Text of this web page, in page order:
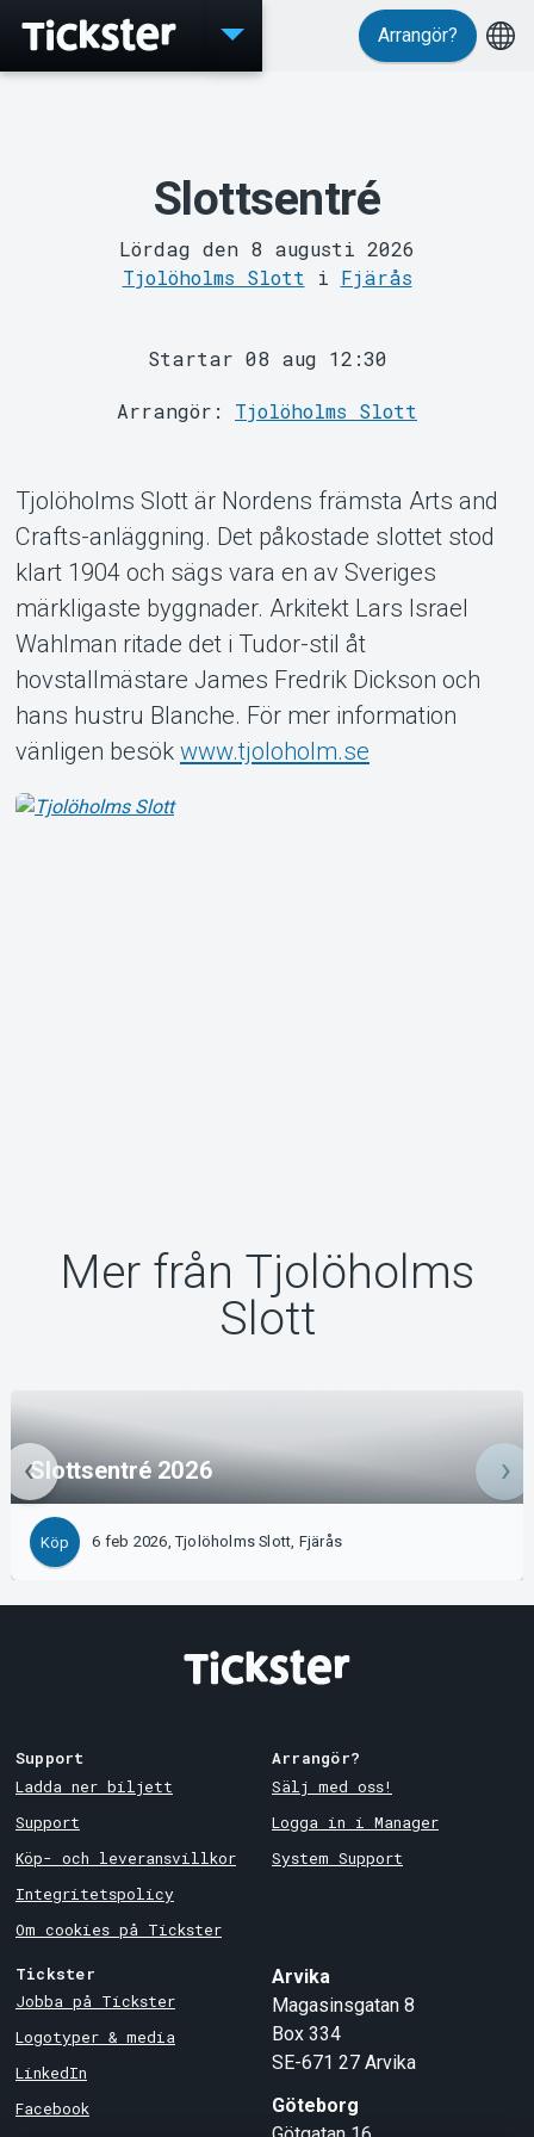
Support
Om Tickster
Arrangör?
Slottsentré
Lördag den 8 augusti 2026
Tjolöholms Slott i Fjärås
Startar 08 aug 12:30
Arrangör: Tjolöholms Slott
Tjolöholms Slott är Nordens främsta Arts and
Crafts-anläggning. Det påkostade slottet stod
klart 1904 och sägs vara en av Sveriges
märkligaste byggnader. Arkitekt Lars Israel
Wahlman ritade det i Tudor-stil åt
hovstallmästare James Fredrik Dickson och
hans hustru Blanche. För mer information
vänligen besök www.tjoloholm.se
Mer från Tjolöholms
Slott
Slottsentré 2026
Köp 6 feb 2026, Tjolöholms Slott, Fjärås
Support
Ladda ner biljett
Support
Köp- och leveransvillkor
Integritetspolicy
Om cookies på Tickster
Arrangör?
Sälj med oss!
Logga in i Manager
System Support
Tickster
Jobba på Tickster
Logotyper & media
LinkedIn
Facebook
Arvika
Magasinsgatan 8
Box 334
SE-671 27 Arvika
Göteborg